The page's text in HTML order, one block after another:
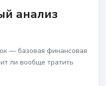
анализ
— базовая финансовая
ли вообще тратить